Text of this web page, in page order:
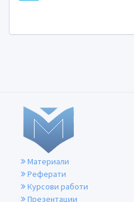
Материали
Реферати
Курсови работи
Презентации